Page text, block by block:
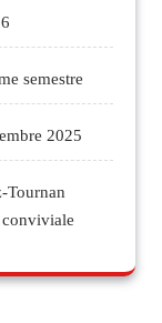
semestre
2025
Tournan